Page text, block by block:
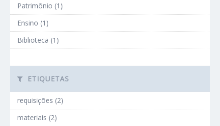
Patrimônio (1)
Ensino (1)
Biblioteca (1)
ETIQUETAS
requisições (2)
materiais (2)